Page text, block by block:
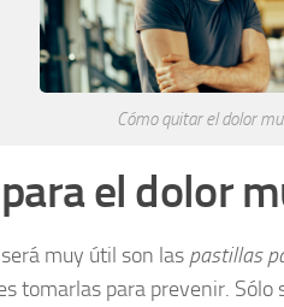
Cómo quitar el dolor
el dolor
muy útil son las pastillas
tomarlas para prevenir. Sólo